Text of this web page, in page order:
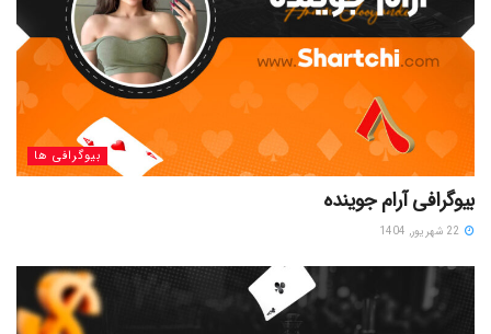
بیوگرافی ها
بیوگرافی آرام جوینده